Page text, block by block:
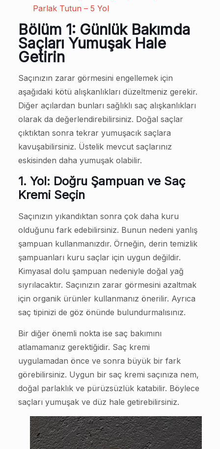
Parlak Tutun – 5 Yol
Bölüm 1: Günlük Bakımda
Saçları Yumuşak Hale
Getirin
Saçınızın zarar görmesini engellemek için
aşağıdaki kötü alışkanlıkları düzeltmeniz gerekir.
Diğer açılardan bunları sağlıklı saç alışkanlıkları
olarak da değerlendirebilirsiniz. Doğal saçlar
çıktıktan sonra tekrar yumuşacık saçlara
kavuşabilirsiniz. Üstelik mevcut saçlarınız
eskisinden daha yumuşak olabilir.
1. Yol: Doğru Şampuan ve Saç
Kremi Seçin
Saçınızın yıkandıktan sonra çok daha kuru
olduğunu fark edebilirsiniz. Bunun nedeni yanlış
şampuan kullanmanızdır. Örneğin, derin temizlik
şampuanları kuru saçlar için uygun değildir.
Kimyasal dolu şampuan nedeniyle doğal yağ
sıyrılacaktır. Saçınızın zarar görmesini azaltmak
için organik ürünler kullanmanız önerilir. Ayrıca
saç tipinizi de göz önünde bulundurmalısınız.
Bir diğer önemli nokta ise saç bakımını
atlamamanız gerektiğidir. Saç kremi
uygulamadan önce ve sonra büyük bir fark
görebilirsiniz. Uygun bir saç kremi saçınıza nem,
doğal parlaklık ve pürüzsüzlük katabilir. Böylece
saçları yumuşak ve düz hale getirebilirsiniz.